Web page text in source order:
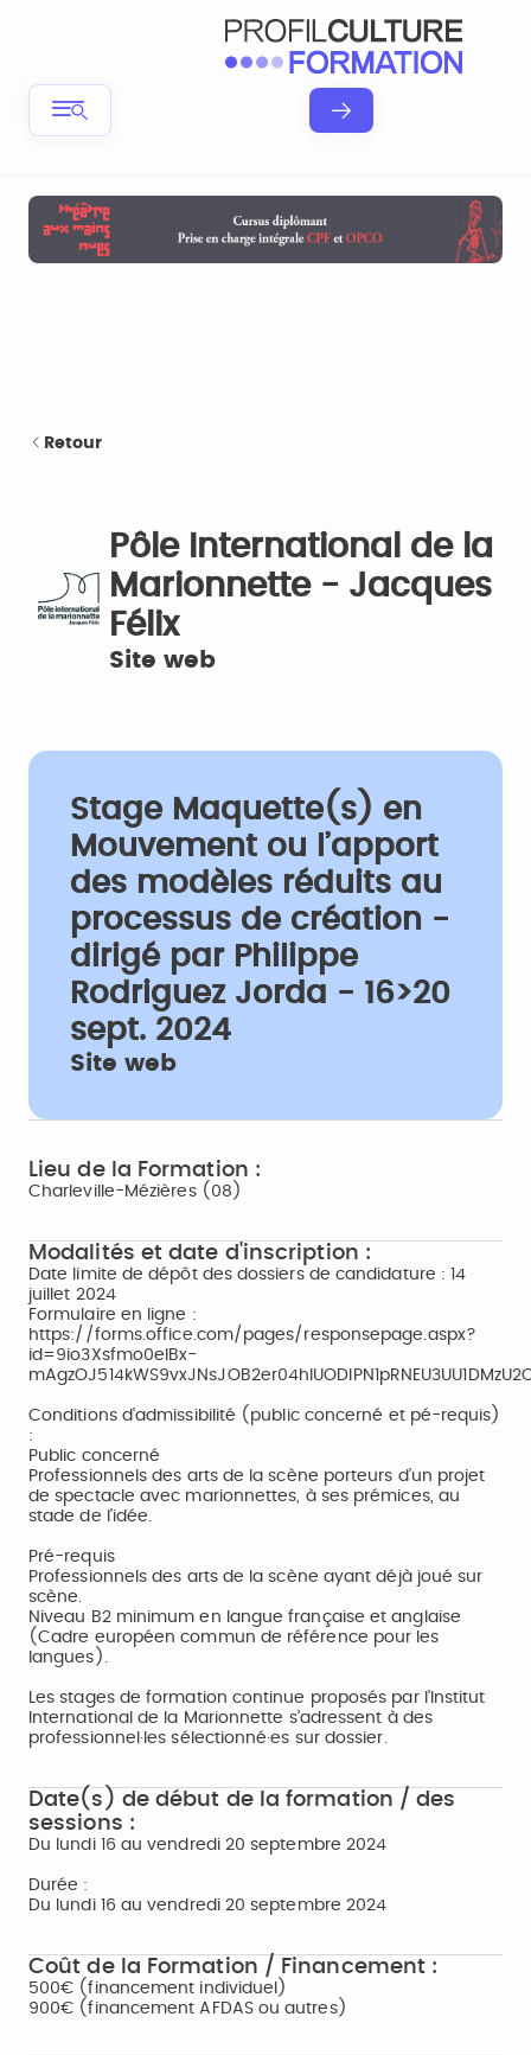
Retour
Pôle International de la
Marionnette - Jacques
Félix
Site web
Stage Maquette(s) en
Mouvement ou l’apport
des modèles réduits au
processus de création -
dirigé par Philippe
Rodriguez Jorda - 16>20
sept. 2024
Site web
Lieu de la Formation :
Charleville-Mézières (08)
Modalités et date d'inscription :
Date limite de dépôt des dossiers de candidature : 14
juillet 2024
Formulaire en ligne :
https://forms.office.com/pages/responsepage.aspx?
id=9io3Xsfmo0eIBx-
Conditions d'admissibilité (public concerné et pé-requis)
:
Public concerné
Professionnels des arts de la scène porteurs d’un projet
de spectacle avec marionnettes, à ses prémices, au
stade de l’idée.
Pré-requis
Professionnels des arts de la scène ayant déjà joué sur
scène.
Niveau B2 minimum en langue française et anglaise
(Cadre européen commun de référence pour les
langues).
Les stages de formation continue proposés par l’Institut
International de la Marionnette s’adressent à des
professionnel·les sélectionné·es sur dossier.
Date(s) de début de la formation / des
sessions :
Du lundi 16 au vendredi 20 septembre 2024
Durée :
Du lundi 16 au vendredi 20 septembre 2024
Coût de la Formation / Financement :
500€ (financement individuel)
900€ (financement AFDAS ou autres)